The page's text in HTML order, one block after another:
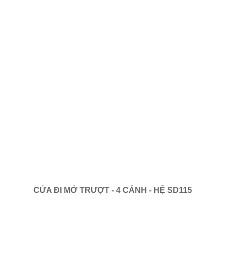
CỬA ĐI MỞ TRƯỢT - 4 CÁNH - HỆ SD115